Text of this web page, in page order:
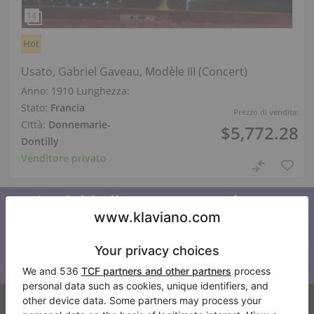
Prezzo di vendita:
$5,772.28
Hot
Usato, Gabriel Gaveau, Modèle III (Concert)
Anno: 1910 Lunghezza:
Stato: Francia
Città: Donnemarie-
Dontilly
Venditore privato
Iscriviti alla nostra newsletter
Tenetevi aggiornati su tutte le novità di Klaviano